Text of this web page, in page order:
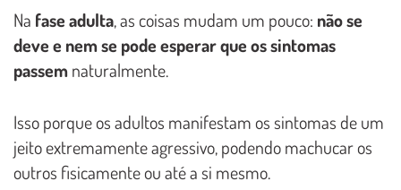
Na fase adulta, as coisas mudam um pouco: não se
deve e nem se pode esperar que os sintomas
passemnaturalmente.
Isso porque os adultos manifestam os sintomas de um
jeito extremamente agressivo, podendo machucar os
outros fisicamente ou até a si mesmo.